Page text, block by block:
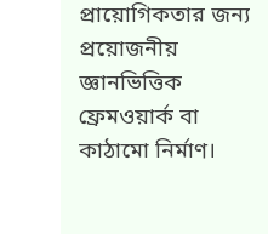
প্রায়োগিকতার জন্য
প্রয়োজনীয়
জ্ঞানভিত্তিক
ফ্রেমওয়ার্ক বা
কাঠামো নির্মাণ।